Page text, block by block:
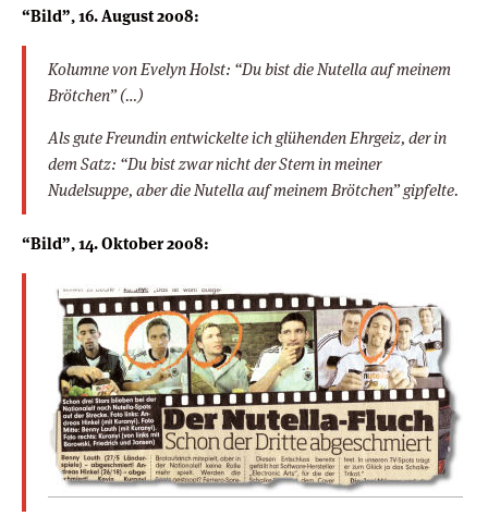
“Bild”, 16. August 2008:
Kolumne von Evelyn Holst: “Du bist die Nutella auf meinem
Brötchen” (…)
Als gute Freundin entwickelte ich glühenden Ehrgeiz, der in
dem Satz: “Du bist zwar nicht der Stern in meiner
Nudelsuppe, aber die Nutella auf meinem Brötchen” gipfelte.
“Bild”, 14. Oktober 2008: